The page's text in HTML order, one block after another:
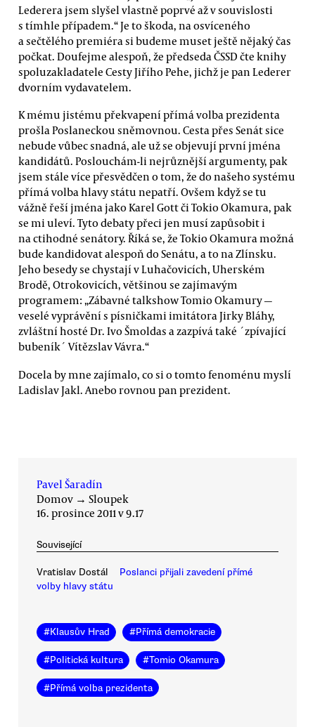
Lederera jsem slyšel vlastně poprvé až v souvislosti
s tímhle případem.“ Je to škoda, na osvíceného
a sečtělého premiéra si budeme muset ještě nějaký čas
počkat. Doufejme alespoň, že předseda ČSSD čte knihy
spoluzakladatele Cesty Jiřího Pehe, jichž je pan Lederer
dvorním vydavatelem.
K mému jistému překvapení přímá volba prezidenta
prošla Poslaneckou sněmovnou. Cesta přes Senát sice
nebude vůbec snadná, ale už se objevují první jména
kandidátů. Poslouchám-li nejrůznější argumenty, pak
jsem stále více přesvědčen o tom, že do našeho systému
přímá volba hlavy státu nepatří. Ovšem když se tu
vážně řeší jména jako Karel Gott či Tokio Okamura, pak
se mi uleví. Tyto debaty přeci jen musí zapůsobit i
na ctihodné senátory. Říká se, že Tokio Okamura možná
bude kandidovat alespoň do Senátu, a to na Zlínsku.
Jeho besedy se chystají v Luhačovicích, Uherském
Brodě, Otrokovicích, většinou se zajímavým
programem: „Zábavné talkshow Tomio Okamury —
veselé vyprávění s písničkami imitátora Jirky Bláhy,
zvláštní hosté Dr. Ivo Šmoldas a zazpívá také ´zpívající
bubeník´ Vítězslav Vávra.“
Docela by mne zajímalo, co si o tomto fenoménu myslí
Ladislav Jakl. Anebo rovnou pan prezident.
Pavel Šaradín
Domov → Sloupek
16. prosince 2011 v 9.17
Související
Vratislav Dostál
Poslanci přijali zavedení přímé
volby hlavy státu
#Klausův Hrad #Přímá demokracie
#Politická kultura #Tomio Okamura
#Přímá volba prezidenta